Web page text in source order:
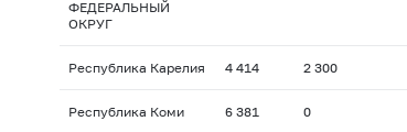
ФЕДЕРАЛЬНЫЙ
ОКРУГ
Республика Карелия 4 414 2 300
Республика Коми 6 381 0